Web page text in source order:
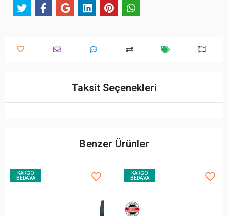
Taksit Seçenekleri
Benzer Ürünler
KARGO
BEDAVA
KARGO
BEDAVA